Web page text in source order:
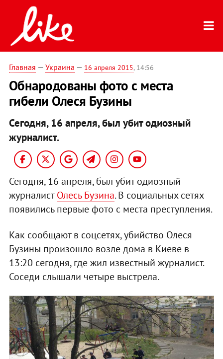
Главная — Украина — 16 апреля 2015, 14:56
Обнародованы фото с места
гибели Олеся Бузины
Сегодня, 16 апреля, был убит одиозный
журналист.
Сегодня, 16 апреля, был убит одиозный
журналистОлесь Бузина. В социальных сетях
появились первые фото с места преступления.
Как сообщают в соцсетях, убийство Олеся
Бузины произошло возле дома в Киеве в
13:20 сегодня, где жил известный журналист.
Соседи слышали четыре выстрела.